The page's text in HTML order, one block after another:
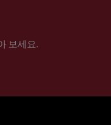
보세요.